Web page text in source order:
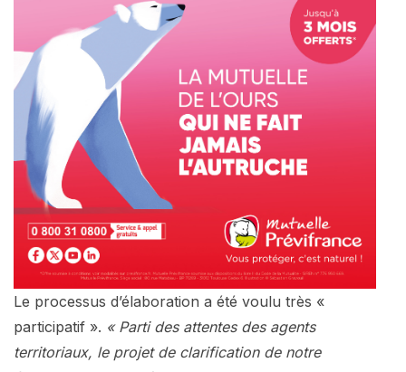
Le processus d’élaboration a été voulu très «
participatif ». « Parti des attentes des agents
territoriaux, le projet de clarification de notre